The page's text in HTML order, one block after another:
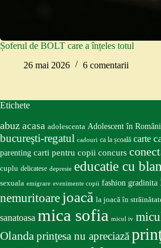
Șoferul de BOLT care a înțeles totul
26 mai 2026
6 comentarii
Etichete
abuz acasa adolescenta Adolescent în
bucureşti-regatul cadouri ca la școală carte
parenting carti pentru copii concurs
cuplu delicatese depresie educatie cu
sexuala emigrare evenimente copii fashion gradinita
nemuritoare joacă la joacă în
sanatoasa mica sofia micul iv
Olanda prinţesa nu apreciază